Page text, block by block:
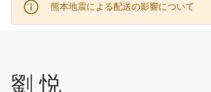
熊本地震による配送の影響について
劉 悦